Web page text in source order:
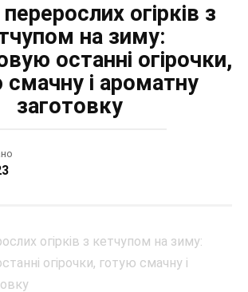
огірків з
на зиму:
останні огірочки,
смачну і ароматну
заготовку